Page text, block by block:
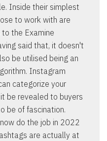
Inside their simplest
to work with are
the Examine
said that, it doesn't
be utilised being an
Instagram
categorize your
be revealed to buyers
be of fascination.
do the job in 2022
are actually at